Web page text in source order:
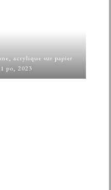
acrylique sur papier
po, 2023